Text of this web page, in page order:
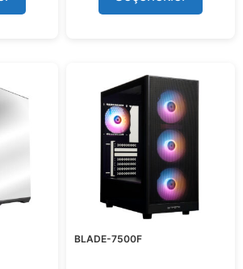
o
f
BLADE-7500F